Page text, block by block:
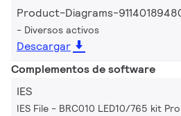
Product-Diagrams-
Diversos activos
Descargar
Complementos de software
IES
IES File - BRC010 LED10/765 kit